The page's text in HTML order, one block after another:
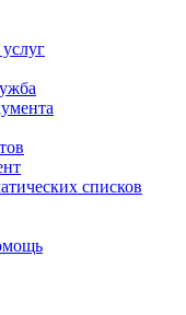
списков